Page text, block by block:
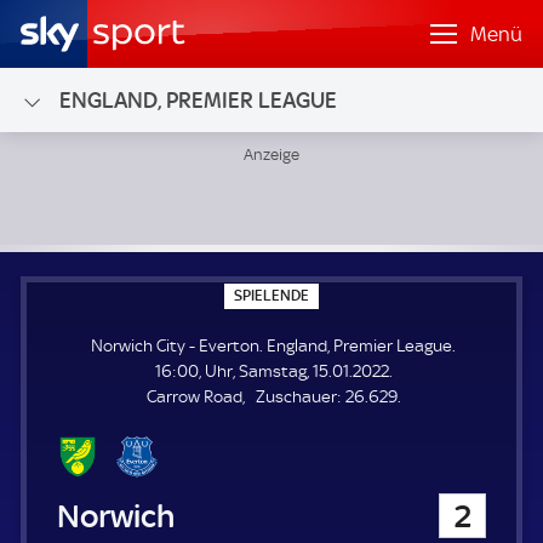
Menü
ENGLAND, PREMIER LEAGUE
SPIELENDE
P
E
L
E
N
Norwich City - Everton. England, Premier League.
16:00, Uhr, Samstag, 15.01.2022.
Carrow Road
Zuschauer: Z
26.629.
Norwich City 2